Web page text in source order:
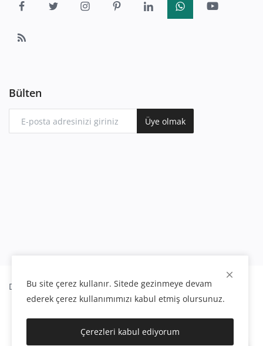
Bülten
Üye olmak
DekorixPoliüretan İç ve Dış Dekorasyon
Bu site çerez kullanır. Sitede gezinmeye devam
ederek çerez kullanımımızı kabul etmiş olursunuz.
Çerezleri kabul ediyorum